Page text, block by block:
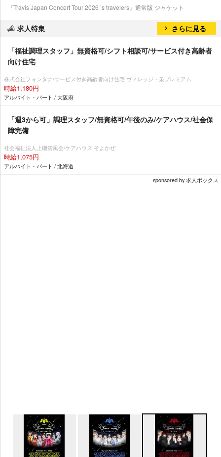
『Travis Japan Concert Tour 2026 ’s travelers』通常版 ジャケット
求人特集 さらに見る
「福祉調理スタッフ」無資格可/シフト相談可/サービス付き高齢者
向け住宅
株式会社フォンタナ/サービス付き高齢者向け住宅 ヴィレッジ・泉プレミアム
時給1,180円
アルバイト・パート / 大阪府
「週3から可」調理スタッフ/無資格可/午後のみ/ケアハウス/社会保
障完備
社会福祉法人上磯清風会/ケアハウス そよかぜ
時給1,075円
アルバイト・パート / 北海道
sponsored by 求人ボックス